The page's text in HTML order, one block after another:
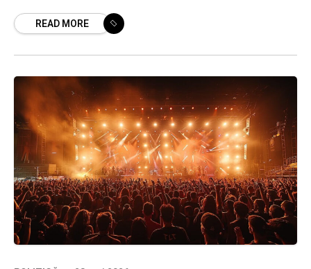
că „statul recunoaște frauda, SIS doar o
READ MORE